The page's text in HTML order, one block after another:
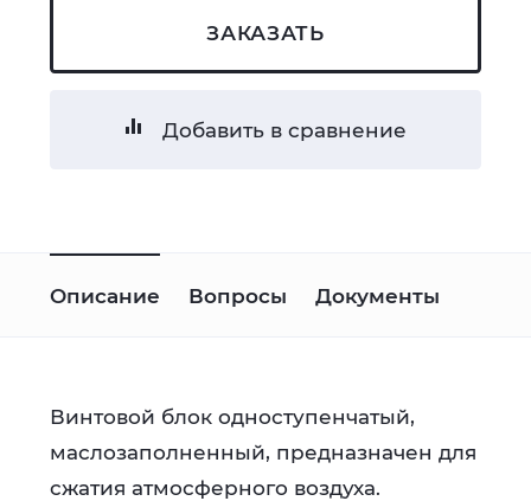
ЗАКАЗАТЬ
Добавить в сравнение
Описание Вопросы Документы
Винтовой блок одноступенчатый,
маслозаполненный, предназначен для
сжатия атмосферного воздуха.